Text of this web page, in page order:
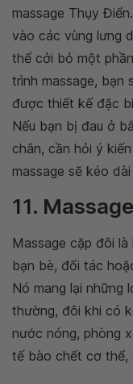
massage Thụy
vào các vùng lưng
thể cởi bỏ một
trình massage, bạn
được thiết kế đặc
Nếu bạn bị đau ở
chân, cần hỏi ý
massage sẽ kéo
11.
Massage cặp đôi
bạn bè, đối tác
Nó mang lại những
thường, đôi khi có
nước nóng, phòng
tế bào chết cơ thể,